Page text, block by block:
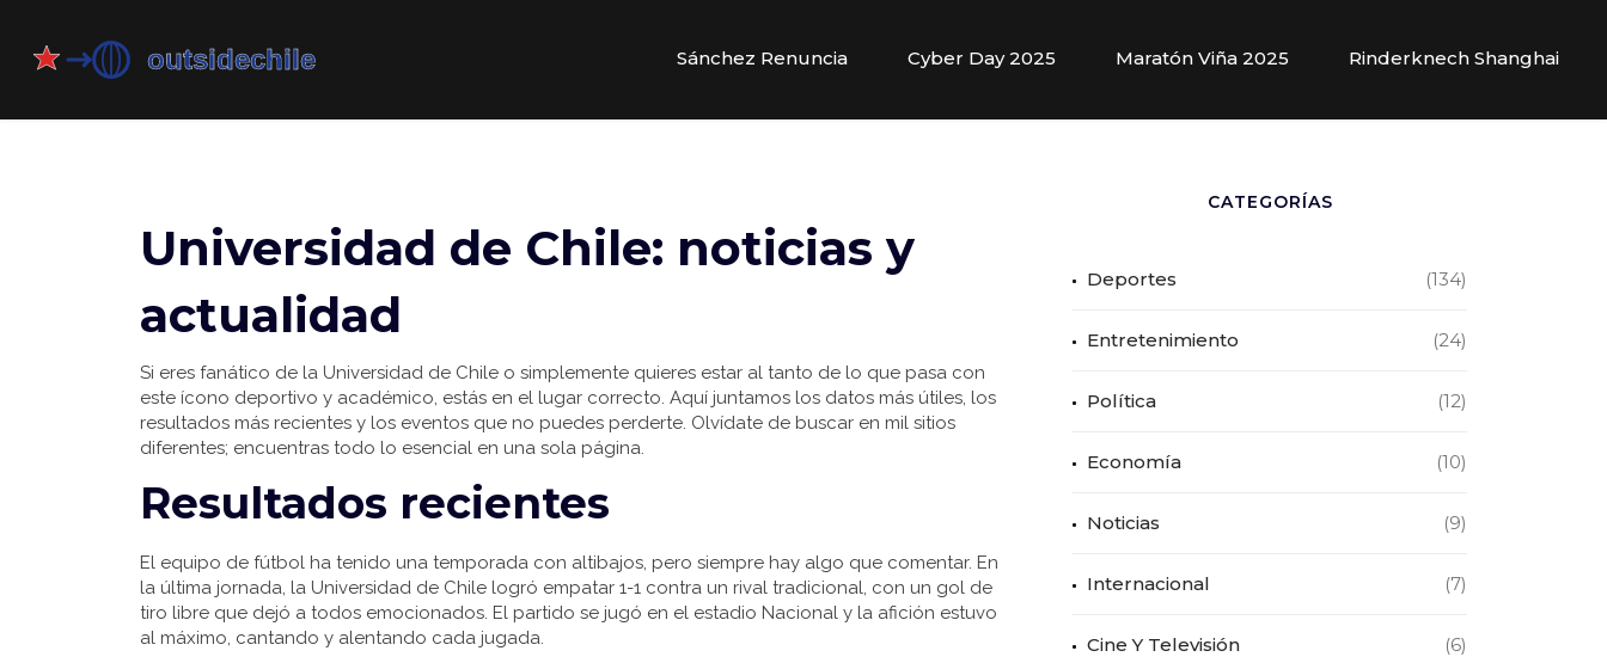
Sánchez Renuncia Cyber Day 2025 Maratón Viña 2025 Rinderknech Shanghai
Universidad de Chile: noticias y
actualidad
Si eres fanático de la Universidad de Chile o simplemente quieres estar al tanto de lo que pasa con
este ícono deportivo y académico, estás en el lugar correcto. Aquí juntamos los datos más útiles, los
resultados más recientes y los eventos que no puedes perderte. Olvídate de buscar en mil sitios
diferentes; encuentras todo lo esencial en una sola página.
Resultados recientes
El equipo de fútbol ha tenido una temporada con altibajos, pero siempre hay algo que comentar. En
la última jornada, la Universidad de Chile logró empatar 1-1 contra un rival tradicional, con un gol de
tiro libre que dejó a todos emocionados. El partido se jugó en el estadio Nacional y la afición estuvo
al máximo, cantando y alentando cada jugada.
CATEGORÍAS
Deportes (134)
Entretenimiento (24)
Política (12)
Economía (10)
Noticias (9)
Internacional (7)
Cine Y Televisión (6)